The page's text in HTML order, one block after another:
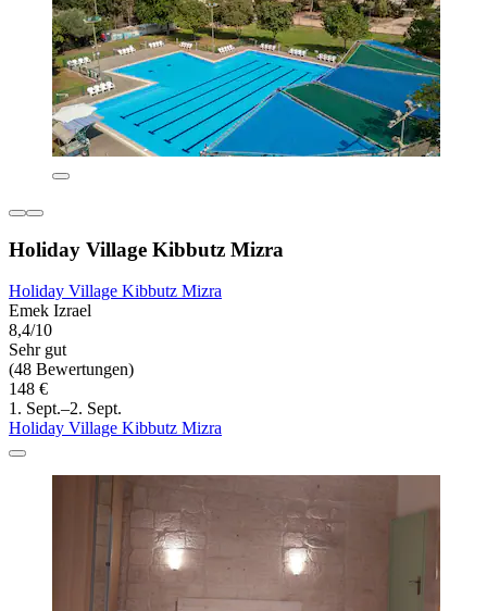
Holiday Village Kibbutz Mizra
Holiday Village Kibbutz Mizra
Emek Izrael
8,4/10
Sehr gut
(48 Bewertungen)
148 €
1. Sept.–2. Sept.
Holiday Village Kibbutz Mizra